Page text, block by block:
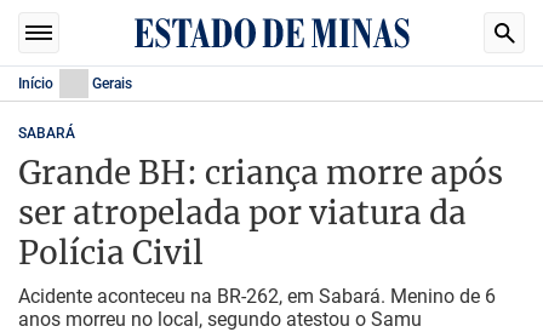
Início Gerais
SABARÁ
Grande BH: criança morre após
ser atropelada por viatura da
Polícia Civil
Acidente aconteceu na BR-262, em Sabará. Menino de 6
anos morreu no local, segundo atestou o Samu